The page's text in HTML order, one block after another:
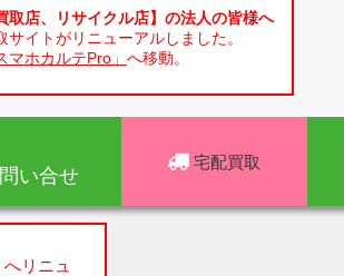
取店、リサイクル店】の法人の皆様へ
サイトがリニューアルしました。
マホカルテPro」 へ移動。
い合せ 宅配買取
リニュ